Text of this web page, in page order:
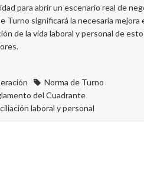
para abrir un escenario real de
Turno significará la necesaria mejora
de la vida laboral y personal de
Norma de Turno
del Cuadrante
laboral y personal